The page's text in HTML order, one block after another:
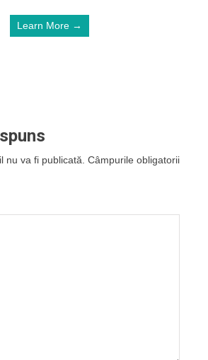
Learn More →
nu va fi publicată. Câmpurile obligatorii